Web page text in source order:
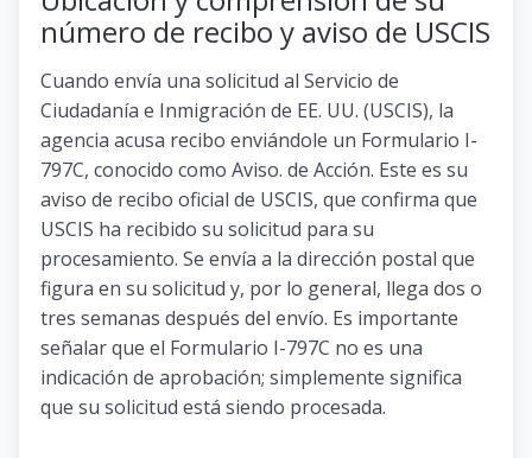
número de recibo y aviso de USCIS
Cuando envía una solicitud al Servicio de
Ciudadanía e Inmigración de EE. UU. (USCIS), la
agencia acusa recibo enviándole un Formulario I-
797C, conocido como Aviso. de Acción. Este es su
aviso de recibo oficial de USCIS, que confirma que
USCIS ha recibido su solicitud para su
procesamiento. Se envía a la dirección postal que
figura en su solicitud y, por lo general, llega dos o
tres semanas después del envío. Es importante
señalar que el Formulario I-797C no es una
indicación de aprobación; simplemente significa
que su solicitud está siendo procesada.